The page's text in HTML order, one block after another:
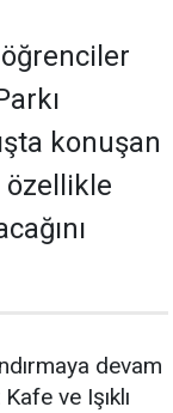
konuşan
özellikle
devam
ve Işıklı